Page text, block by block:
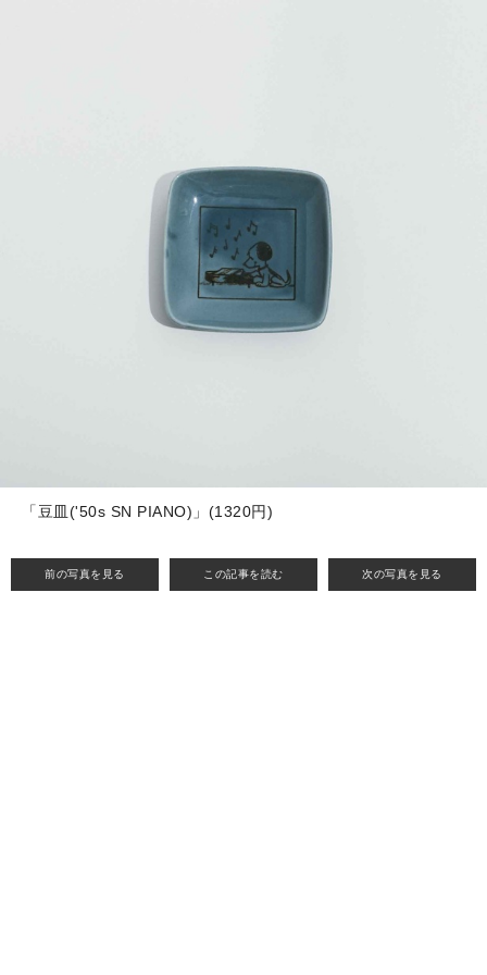
前の写真を見る この記事を読む 次の写真を見る
「豆皿('50s SN PIANO)」(1320円)